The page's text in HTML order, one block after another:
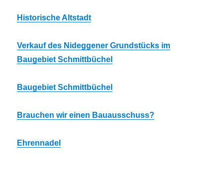
Historische Altstadt
Verkauf des Nideggener Grundstücks im
Baugebiet Schmittbüchel
Baugebiet Schmittbüchel
Brauchen wir einen Bauausschuss?
Ehrennadel